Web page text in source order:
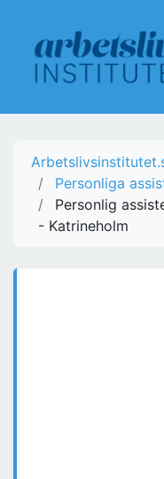
Personliga
Personlig
- Katrineholm